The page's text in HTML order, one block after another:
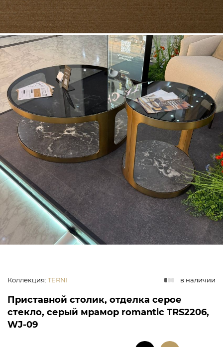
Коллекция: TERNI в наличии
Приставной столик, отделка серое
стекло, серый мрамор romantic TRS2206,
WJ-09